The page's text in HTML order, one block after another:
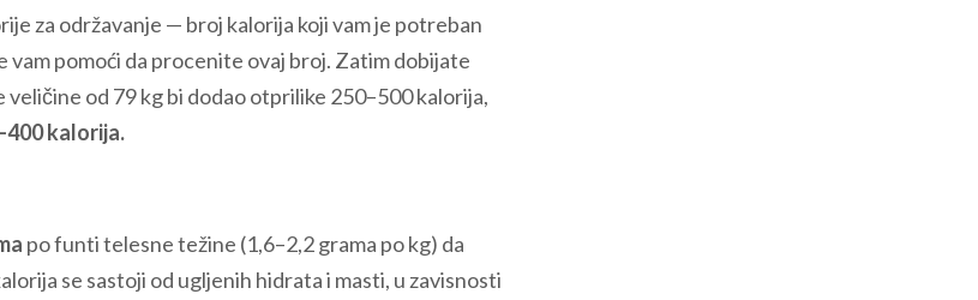
za održavanje — broj kalorija koji vam je potreban
pomoći da procenite ovaj broj. Zatim dobijate
od 79 kg bi dodao otprilike 250–500 kalorija,
kalorija.
po funti telesne težine (1,6–2,2 grama po kg) da
se sastoji od ugljenih hidrata i masti, u zavisnosti